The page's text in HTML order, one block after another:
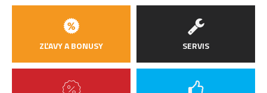
ZĽAVY A BONUSY SERVIS